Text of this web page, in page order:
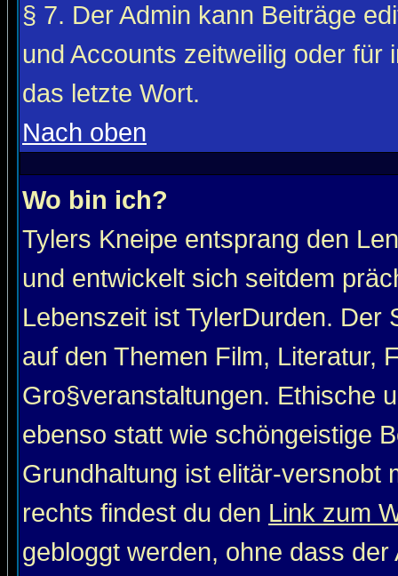
§ 7. Der Admin kann Beiträge
und Accounts zeitweilig oder
das letzte Wort.
Nach oben
Wo bin ich?
Tylers Kneipe entsprang den
und entwickelt sich seitdem
Lebenszeit ist TylerDurden. Der
auf den Themen Film, Literatur,
Gro§veranstaltungen. Ethische
ebenso statt wie schöngeistige
Grundhaltung ist elitär-versnobt
rechts findest du den Link zum
gebloggt werden, ohne dass